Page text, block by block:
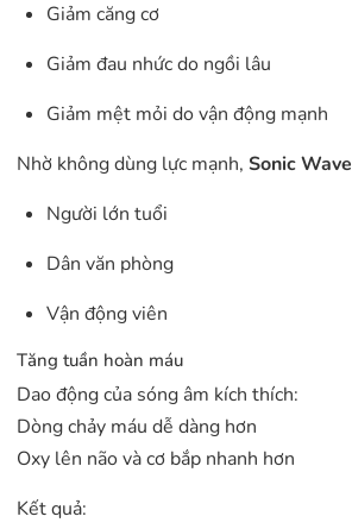
Giảm căng cơ
Giảm đau nhức do ngồi lâu
Giảm mệt mỏi do vận động mạnh
Nhờ không dùng lực mạnh, Sonic Wave
Người lớn tuổi
Dân văn phòng
Vận động viên
Tăng tuần hoàn máu
Dao động của sóng âm kích thích:
Dòng chảy máu dễ dàng hơn
Oxy lên não và cơ bắp nhanh hơn
Kết quả: